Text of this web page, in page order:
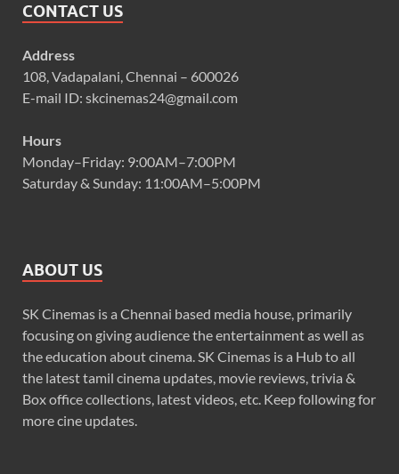
CONTACT US
Address
108, Vadapalani, Chennai – 600026
E-mail ID: skcinemas24@gmail.com
Hours
Monday–Friday: 9:00AM–7:00PM
Saturday & Sunday: 11:00AM–5:00PM
ABOUT US
SK Cinemas is a Chennai based media house, primarily
focusing on giving audience the entertainment as well as
the education about cinema. SK Cinemas is a Hub to all
the latest tamil cinema updates, movie reviews, trivia &
Box office collections, latest videos, etc. Keep following for
more cine updates.